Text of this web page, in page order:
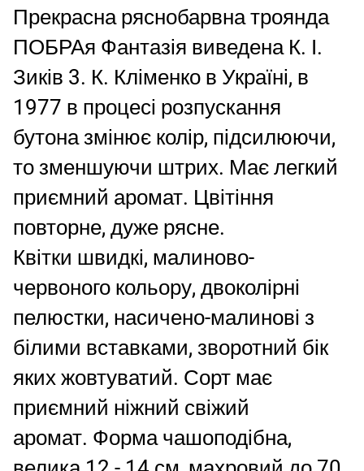
Прекрасна ряснобарвна троянда
ПОБРАя Фантазія виведена К. І.
Зиків 3. К. Кліменко в Україні, в
1977 в процесі розпускання
бутона змінює колір, підсилюючи,
то зменшуючи штрих. Має легкий
приємний аромат. Цвітіння
повторне, дуже рясне.
Квітки швидкі, малиново-
червоного кольору, двоколірні
пелюстки, насичено-малинові з
білими вставками, зворотний бік
яких жовтуватий. Сорт має
приємний ніжний свіжий
аромат. Форма чашоподібна,